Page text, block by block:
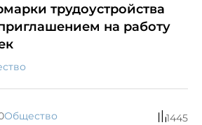
трудоустройства
на работу
Общество 1445